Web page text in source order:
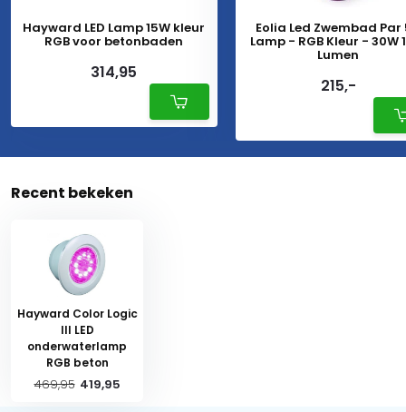
Hayward LED Lamp 15W kleur
RGB voor betonbaden
314,95
Eolia Led Zwembad Par
Lamp - RGB Kleur - 30W
Lumen
215,-
Recent bekeken
Hayward Color Logic
III LED
onderwaterlamp
RGB beton
469,95 419,95